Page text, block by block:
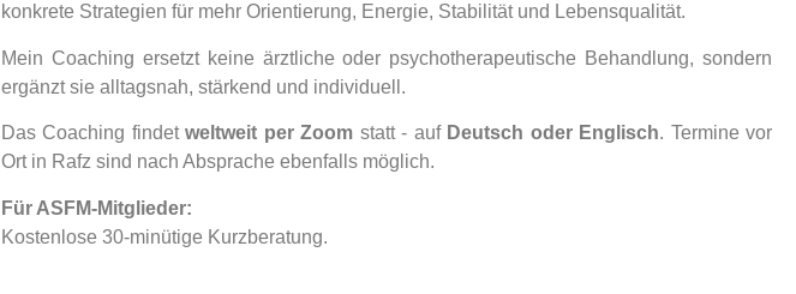
konkrete Strategien für mehr Orientierung, Energie, Stabilität und Lebensqualität.
Mein Coaching ersetzt keine ärztliche oder psychotherapeutische Behandlung, sondern
ergänzt sie alltagsnah, stärkend und individuell.
Das Coaching findetweltweit per Zoom statt - auf Deutsch oder Englisch. Termine vor
Ort in Rafz sind nach Absprache ebenfalls möglich.
Für ASFM-Mitglieder:
Kostenlose 30-minütige Kurzberatung.